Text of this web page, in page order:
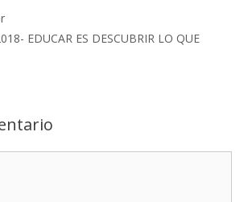
EDUCAR ES DESCUBRIR LO QUE